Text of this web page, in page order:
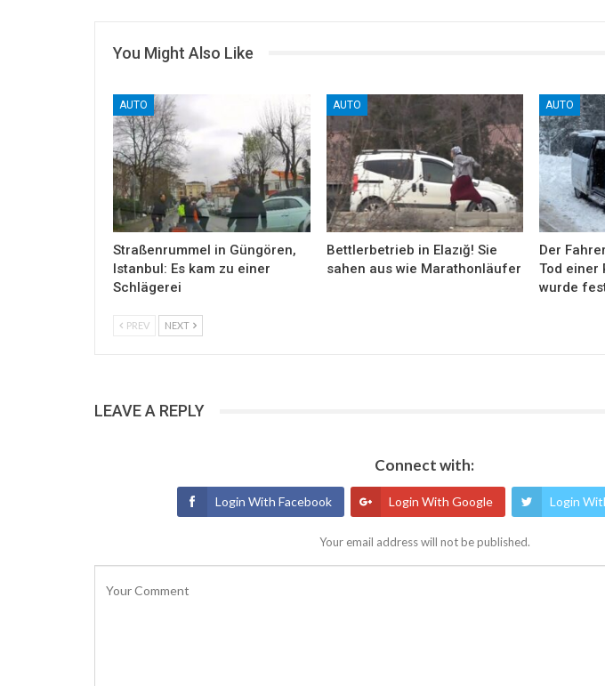
You Might Also Like
AUTO
Straßenrummel in Güngören,
Istanbul: Es kam zu einer
Schlägerei
AUTO
Bettlerbetrieb in Elazığ! Sie
sahen aus wie Marathonläufer
AUTO
Der
Tod einer
wurde
PREV NEXT
LEAVE A REPLY
Connect with:
Login With Facebook Login With Google Login
Your email address will not be published.